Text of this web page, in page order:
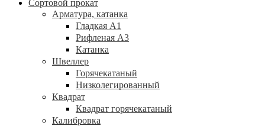
Сортовой прокат
Арматура, катанка
Гладкая А1
Рифленая А3
Катанка
Швеллер
Горячекатаный
Низколегированный
Квадрат
Квадрат горячекатаный
Калибровка